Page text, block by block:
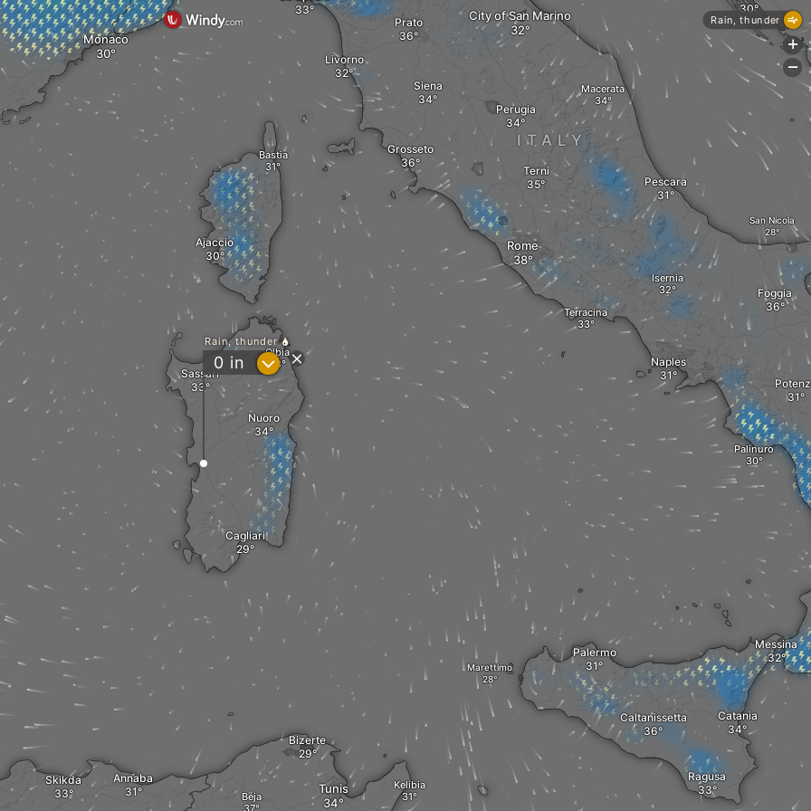
Cagliari
Nuoro
Sassari
Olbia
Grosseto
Bastia
Ajaccio
Annaba
Skikda
Kelibia
Béja
Bizerte
Tunis
ITALY
Terni
Terracina
Rome
Palermo
Marettimo
Monaco
Livorno
Prato
Macerata
City of San Marino
Perugia
Siena
Naples
Palinuro
Isernia
Foggia
San Nicola
Pescara
Caltanissetta
Ragusa
Catania
Messina
Rain, thunder
0 in ?
Rain, thunder
+
-